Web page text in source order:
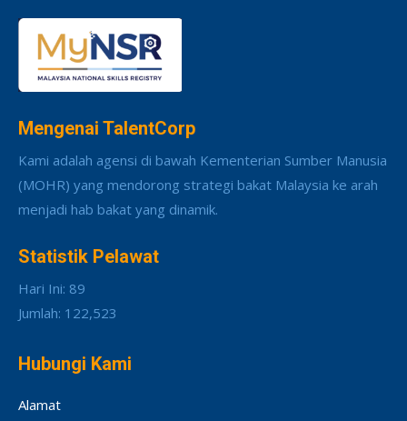
Mengenai TalentCorp
Kami adalah agensi di bawah Kementerian Sumber Manusia
(MOHR) yang mendorong strategi bakat Malaysia ke arah
menjadi hab bakat yang dinamik.
Statistik Pelawat
Hari Ini: 89
Jumlah: 122,523
Hubungi Kami
Alamat